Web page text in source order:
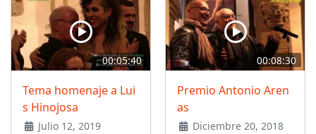
00:05:40
Tema homenaje a Lui
s Hinojosa
Julio 12, 2019
00:08:30
Premio Antonio Aren
as
Diciembre 20, 2018